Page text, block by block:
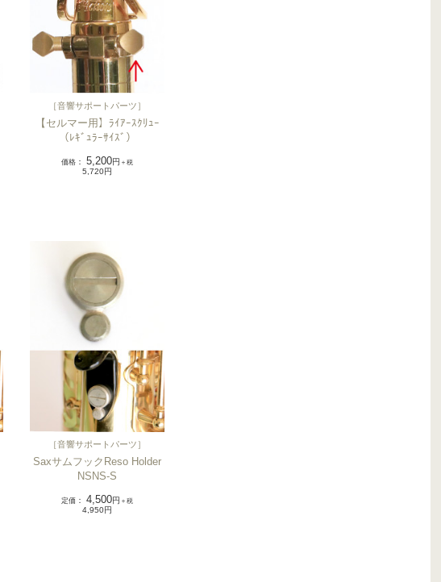
［音響サポートパーツ］
【セルマー用】ﾗｲｱｰｽｸﾘｭｰ
（ﾚｷﾞｭﾗｰｻｲｽﾞ）
価格 ：5,200円 ＋税
5,720円
［音響サポートパーツ］
SaxサムフックReso Holder
NSNS-S
定価 ：4,500円 ＋税
4,950円